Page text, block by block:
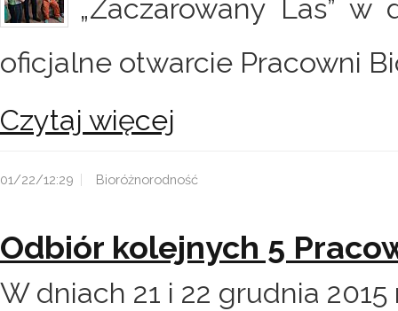
„Zaczarowany Las” w
oficjalne otwarcie Pracowni
Czytaj więcej
01/22/12:29 Bioróżnorodność
Odbiór kolejnych 5
W dniach 21 i 22 grudnia